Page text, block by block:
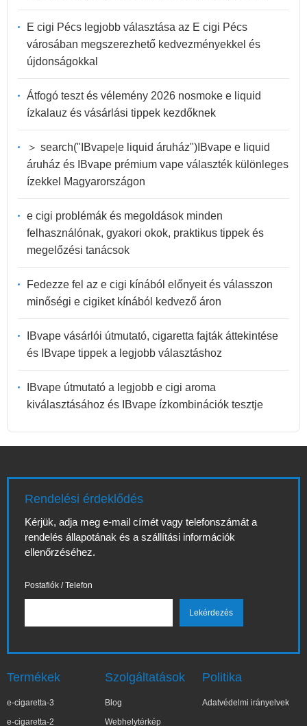
E cigi Pécs legjobb választása az E cigi Pécs
városában megszerezhető kedvezményekkel és
újdonságokkal
Átfogó teszt és vélemény 2026 nosmoke e liquid
ízkalauz és vásárlási tippek kezdőknek
＞ search("IBvape|e liquid áruház")IBvape e liquid
áruház és IBvape prémium vape választék különleges
ízekkel Magyarországon
e cigi problémák és megoldások minden
felhasználónak, gyakori okok, praktikus tippek és
megelőzési tanácsok
Fedezze fel az e cigi kínából előnyeit és válasszon
minőségi e cigiket kínából kedvező áron
IBvape vásárlói útmutató, cigaretta fajták áttekintése
és IBvape tippek a legjobb választáshoz
IBvape útmutató a legjobb e cigi aroma
kiválasztásához és IBvape ízkombinációk tesztje
Rendelési érdeklődés
Kérjük, adja meg e-mail címét vagy telefonszámát a
rendelés állapotának és a szállítási információk
ellenőrzéséhez.
Postafiók / Telefon
Termékek
e-cigaretta-3
e-cigaretta-2
Szolgáltatások
Blog
Webhelytérkép
Politika
Adatvédelmi irányelvek